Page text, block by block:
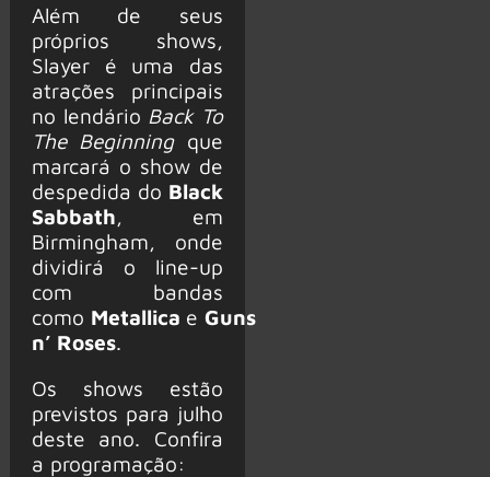
Além de seus
próprios shows,
Slayer é uma das
atrações principais
no lendário Back To
The Beginningque
marcará o show de
despedida do Black
Sabbath, em
Birmingham, onde
dividirá o line-up
com bandas
como Metallica e Guns
n’ Roses.
Os shows estão
previstos para julho
deste ano. Confira
a programação: